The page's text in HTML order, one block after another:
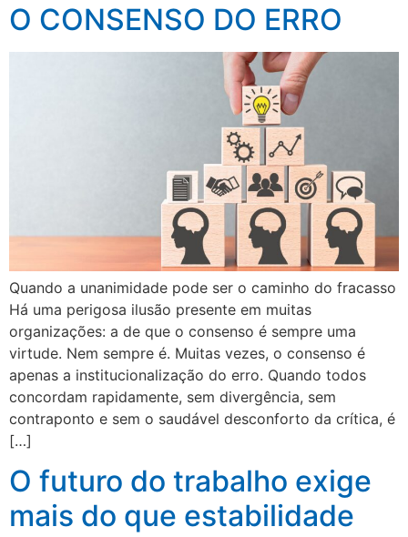
O CONSENSO DO ERRO
Quando a unanimidade pode ser o caminho do fracasso
Há uma perigosa ilusão presente em muitas
organizações: a de que o consenso é sempre uma
virtude. Nem sempre é. Muitas vezes, o consenso é
apenas a institucionalização do erro. Quando todos
concordam rapidamente, sem divergência, sem
contraponto e sem o saudável desconforto da crítica, é
[…]
O futuro do trabalho exige
mais do que estabilidade